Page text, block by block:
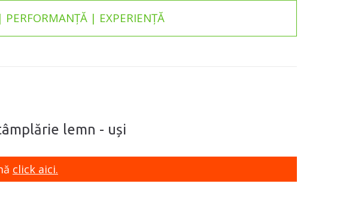
| EXPERIENȚĂ
lemn - uși
click aici.